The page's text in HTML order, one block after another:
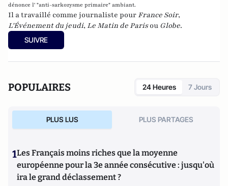
dénonce l' "anti-sarkozysme primaire" ambiant.
Il a travaillé comme journaliste pour France Soir,
L'Événement du jeudi, Le Matin de Parisou Globe.
SUIVRE
POPULAIRES 24 Heures 7 Jours
PLUS LUS PLUS PARTAGES
1Les Français moins riches que la moyenne
européenne pour la 3e année consécutive : jusqu'où
ira le grand déclassement ?